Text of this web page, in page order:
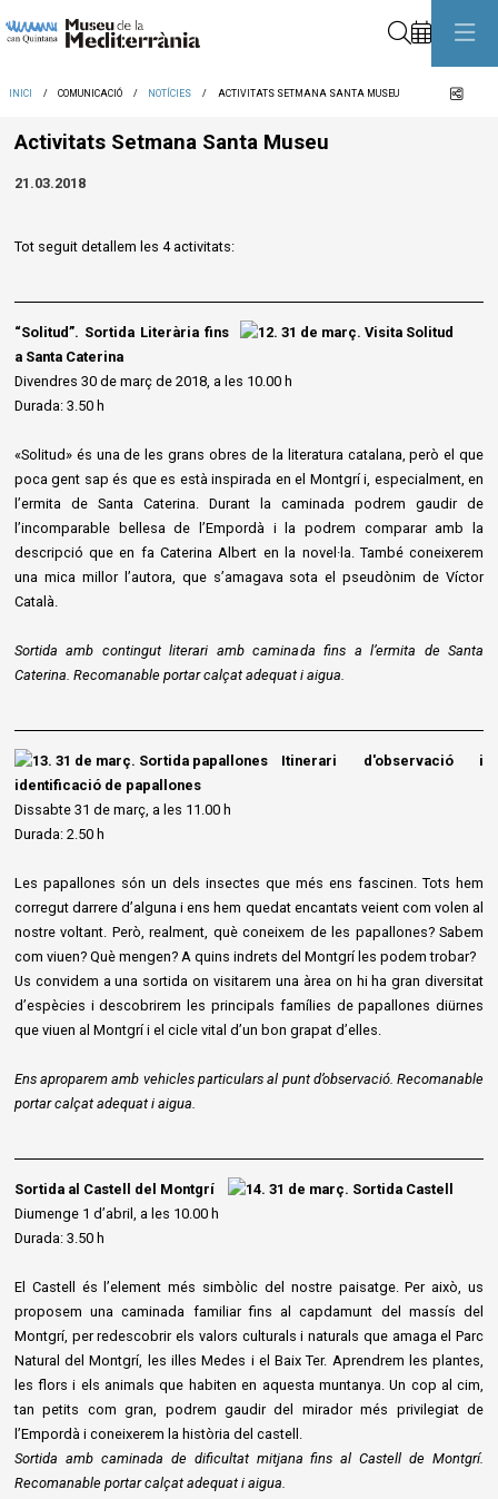
INICI COMUNICACIÓ NOTÍCIES ACTIVITATS SETMANA SANTA MUSEU
Activitats Setmana Santa Museu
21.03.2018
Tot seguit detallem les 4 activitats:
“Solitud”. Sortida Literària fins
a Santa Caterina
Divendres 30 de març de 2018, a les 10.00 h
Durada: 3.50 h
«Solitud» és una de les grans obres de la literatura catalana, però el que
poca gent sap és que es està inspirada en el Montgrí i, especialment, en
l’ermita de Santa Caterina. Durant la caminada podrem gaudir de
l’incomparable bellesa de l’Empordà i la podrem comparar amb la
descripció que en fa Caterina Albert en la novel·la. També coneixerem
una mica millor l’autora, que s’amagava sota el pseudònim de Víctor
Català.
Sortida amb contingut literari amb caminada fins a l’ermita de Santa
Caterina. Recomanable portar calçat adequat i aigua.
Itinerari d'observació i
identificació de papallones
Dissabte 31 de març, a les 11.00 h
Durada: 2.50 h
Les papallones són un dels insectes que més ens fascinen. Tots hem
corregut darrere d’alguna i ens hem quedat encantats veient com volen al
nostre voltant. Però, realment, què coneixem de les papallones? Sabem
com viuen? Què mengen? A quins indrets del Montgrí les podem trobar?
Us convidem a una sortida on visitarem una àrea on hi ha gran diversitat
d’espècies i descobrirem les principals famílies de papallones diürnes
que viuen al Montgrí i el cicle vital d’un bon grapat d’elles.
Ens aproparem amb vehicles particulars al punt d’observació. Recomanable
portar calçat adequat i aigua.
Sortida al Castell del Montgrí
Diumenge 1 d’abril, a les 10.00 h
Durada: 3.50 h
El Castell és l’element més simbòlic del nostre paisatge. Per això, us
proposem una caminada familiar fins al capdamunt del massís del
Montgrí, per redescobrir els valors culturals i naturals que amaga el Parc
Natural del Montgrí, les illes Medes i el Baix Ter. Aprendrem les plantes,
les flors i els animals que habiten en aquesta muntanya. Un cop al cim,
tan petits com gran, podrem gaudir del mirador més privilegiat de
l’Empordà i coneixerem la història del castell.
Sortida amb caminada de dificultat mitjana fins al Castell de Montgrí.
Recomanable portar calçat adequat i aigua.